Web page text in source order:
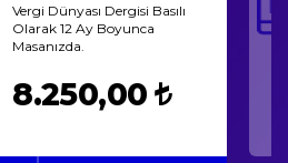
Vergi Dünyası Dergisi Basılı
Olarak 12 Ay Boyunca
Masanızda.
8.250,00